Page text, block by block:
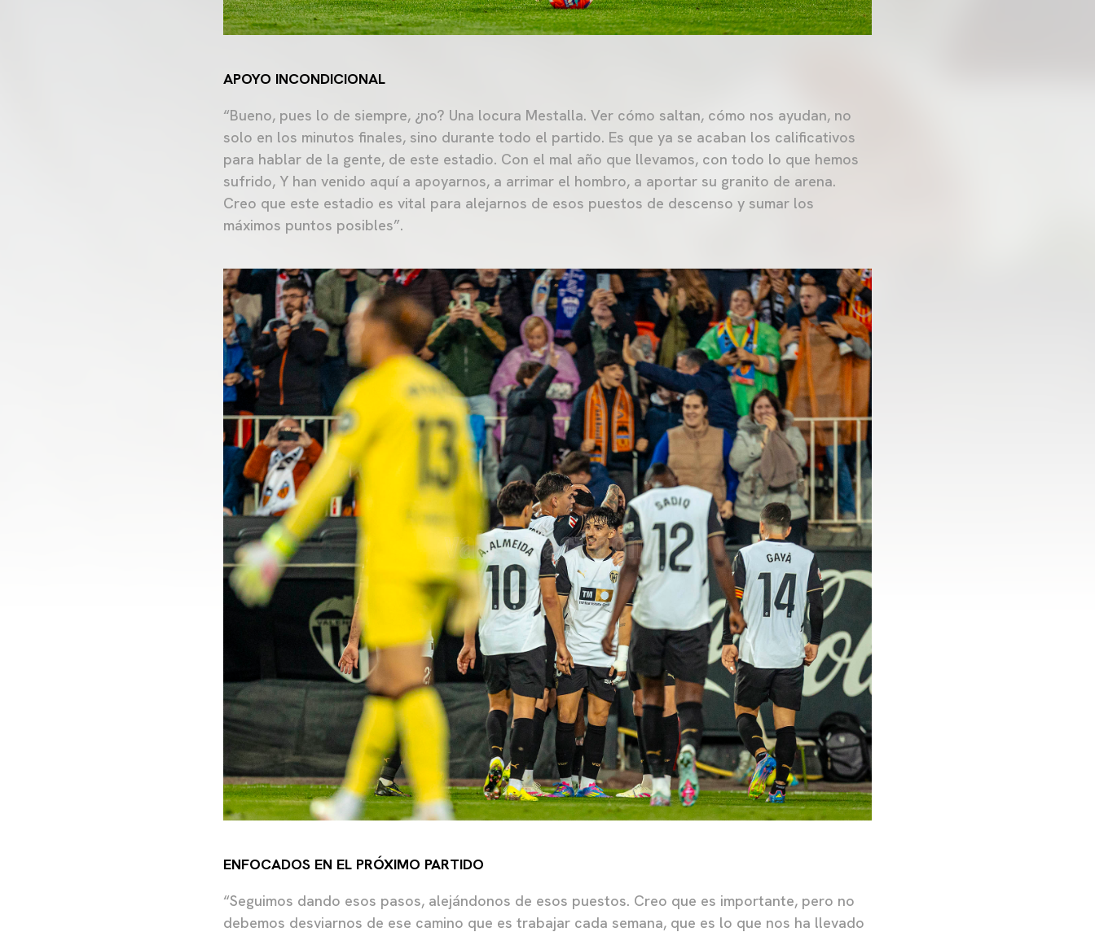
APOYO INCONDICIONAL
“Bueno, pues lo de siempre, ¿no? Una locura Mestalla. Ver cómo saltan, cómo nos ayudan, no
solo en los minutos finales, sino durante todo el partido. Es que ya se acaban los calificativos
para hablar de la gente, de este estadio. Con el mal año que llevamos, con todo lo que hemos
sufrido, Y han venido aquí a apoyarnos, a arrimar el hombro, a aportar su granito de arena.
Creo que este estadio es vital para alejarnos de esos puestos de descenso y sumar los
máximos puntos posibles”.
ENFOCADOS EN EL PRÓXIMO PARTIDO
“Seguimos dando esos pasos, alejándonos de esos puestos. Creo que es importante, pero no
debemos desviarnos de ese camino que es trabajar cada semana, que es lo que nos ha llevado